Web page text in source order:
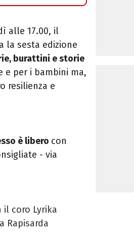
alle 17.00, il
la sesta edizione
burattini e storie
e per i bambini ma,
resilienza e
è libero con
- via
il coro Lyrika
Rapisarda